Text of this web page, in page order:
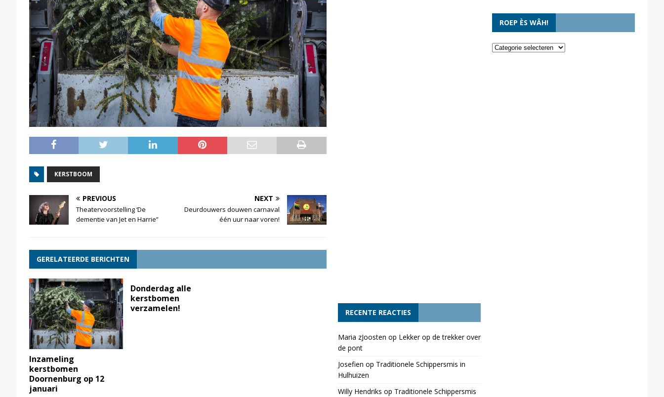
KERSTBOOM
PREVIOUS
Theatervoorstelling ‘De
dementie van Jet en Harrie”
NEXT
Deurdouwers douwen carnaval
één uur naar voren!
GERELATEERDE BERICHTEN
Inzameling
kerstbomen
Doornenburg op 12
januari
Donderdag alle
kerstbomen
verzamelen!
RECENTE REACTIES
Maria zJoosten op Lekker op de trekker over
de pont
Josefien op Traditionele Schippersmis in
Hulhuizen
Willy Hendriks op Traditionele Schippersmis
ROEP ÈS WÂH!